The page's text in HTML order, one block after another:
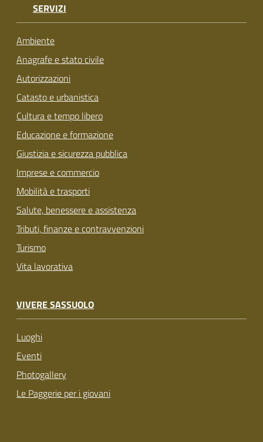
SERVIZI
Ambiente
Anagrafe e stato civile
Autorizzazioni
Catasto e urbanistica
Cultura e tempo libero
Educazione e formazione
Giustizia e sicurezza pubblica
Imprese e commercio
Mobilità e trasporti
Salute, benessere e assistenza
Tributi, finanze e contravvenzioni
Turismo
Vita lavorativa
VIVERE SASSUOLO
Luoghi
Eventi
Photogallery
Le Paggerie per i giovani